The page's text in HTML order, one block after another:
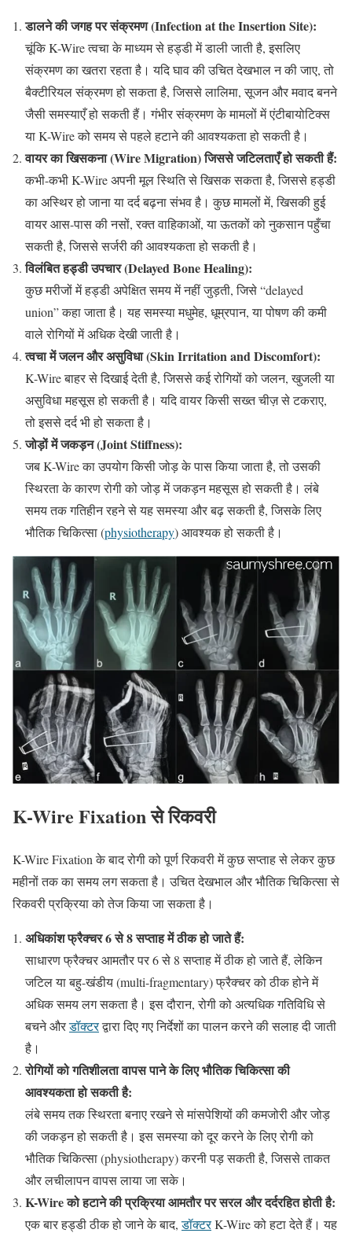
डालने की जगह पर संक्रमण (Infection at the Insertion Site):
चूंकि K-Wire त्वचा के माध्यम से हड्डी में डाली जाती है, इसलिए
संक्रमण का खतरा रहता है। यदि घाव की उचित देखभाल न की जाए, तो
बैक्टीरियल संक्रमण हो सकता है, जिससे लालिमा, सूजन और मवाद बनने
जैसी समस्याएँ हो सकती हैं। गंभीर संक्रमण के मामलों में एंटीबायोटिक्स
या K-Wire को समय से पहले हटाने की आवश्यकता हो सकती है।
वायर का खिसकना (Wire Migration) जिससे जटिलताएँ हो सकती हैं:
कभी-कभी K-Wire अपनी मूल स्थिति से खिसक सकता है, जिससे हड्डी
का अस्थिर हो जाना या दर्द बढ़ना संभव है। कुछ मामलों में, खिसकी हुई
वायर आस-पास की नसों, रक्त वाहिकाओं, या ऊतकों को नुकसान पहुँचा
सकती है, जिससे सर्जरी की आवश्यकता हो सकती है।
विलंबित हड्डी उपचार (Delayed Bone Healing):
कुछ मरीजों में हड्डी अपेक्षित समय में नहीं जुड़ती, जिसे “delayed
union” कहा जाता है। यह समस्या मधुमेह, धूम्रपान, या पोषण की कमी
वाले रोगियों में अधिक देखी जाती है।
त्वचा में जलन और असुविधा (Skin Irritation and Discomfort):
K-Wire बाहर से दिखाई देती है, जिससे कई रोगियों को जलन, खुजली या
असुविधा महसूस हो सकती है। यदि वायर किसी सख्त चीज़ से टकराए,
तो इससे दर्द भी हो सकता है।
जोड़ों में जकड़न (Joint Stiffness):
जब K-Wire का उपयोग किसी जोड़ के पास किया जाता है, तो उसकी
स्थिरता के कारण रोगी को जोड़ में जकड़न महसूस हो सकती है। लंबे
समय तक गतिहीन रहने से यह समस्या और बढ़ सकती है, जिसके लिए
भौतिक चिकित्सा (physiotherapy) आवश्यक हो सकती है।
K-Wire Fixation से रिकवरी
K-Wire Fixation के बाद रोगी को पूर्ण रिकवरी में कुछ सप्ताह से लेकर कुछ
महीनों तक का समय लग सकता है। उचित देखभाल और भौतिक चिकित्सा से
रिकवरी प्रक्रिया को तेज किया जा सकता है।
अधिकांश फ्रैक्चर 6 से 8 सप्ताह में ठीक हो जाते हैं:
साधारण फ्रैक्चर आमतौर पर 6 से 8 सप्ताह में ठीक हो जाते हैं, लेकिन
जटिल या बहु-खंडीय (multi-fragmentary) फ्रैक्चर को ठीक होने में
अधिक समय लग सकता है। इस दौरान, रोगी को अत्यधिक गतिविधि से
बचने औरडॉक्टरद्वारा दिए गए निर्देशों का पालन करने की सलाह दी जाती
है।
रोगियों को गतिशीलता वापस पाने के लिए भौतिक चिकित्सा की
आवश्यकता हो सकती है:
लंबे समय तक स्थिरता बनाए रखने से मांसपेशियों की कमजोरी और जोड़
की जकड़न हो सकती है। इस समस्या को दूर करने के लिए रोगी को
भौतिक चिकित्सा (physiotherapy) करनी पड़ सकती है, जिससे ताकत
और लचीलापन वापस लाया जा सके।
K-Wire को हटाने की प्रक्रिया आमतौर पर सरल और दर्दरहित होती है:
एक बार हड्डी ठीक हो जाने के बाद,डॉक्टरK-Wire को हटा देते हैं। यह